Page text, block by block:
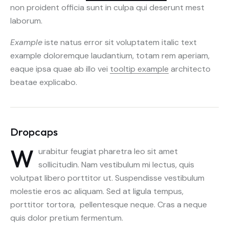
non proident officia sunt in culpa qui deserunt mest
laborum.
Exampleiste natus error sit voluptatem italic text
example doloremque laudantium, totam rem aperiam,
eaque ipsa quae ab illo vei tooltip example architecto
beatae explicabo.
Dropcaps
W urabitur feugiat pharetra leo sit amet
sollicitudin. Nam vestibulum mi lectus, quis
volutpat libero porttitor ut. Suspendisse vestibulum
molestie eros ac aliquam. Sed at ligula tempus,
porttitor tortora, pellentesque neque. Cras a neque
quis dolor pretium fermentum.